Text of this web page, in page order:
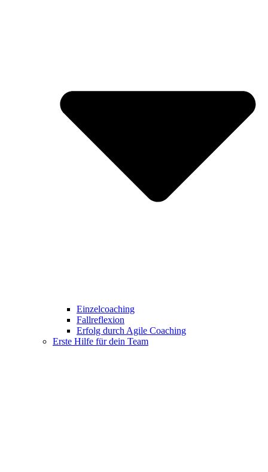
Einzelcoaching
Fallreflexion
Erfolg durch Agile Coaching
Erste Hilfe für dein Team